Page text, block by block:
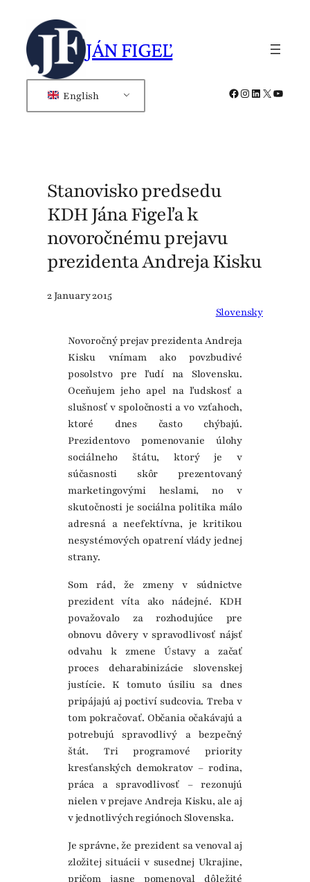
content
JÁN FIGEĽ
English Facebook
Instagram
LinkedIn
X
Stanovisko predsedu
KDH Jána Figeľa k
novoročnému prejavu
prezidenta Andreja Kisku
2 January 2015
Slovensky
Novoročný prejav prezidenta Andreja
Kisku vnímam ako povzbudivé
posolstvo pre ľudí na Slovensku.
Oceňujem jeho apel na ľudskosť a
slušnosť v spoločnosti a vo vzťahoch,
ktoré dnes často chýbajú.
Prezidentovo pomenovanie úlohy
sociálneho štátu, ktorý je v
súčasnosti skôr prezentovaný
marketingovými heslami, no v
skutočnosti je sociálna politika málo
adresná a neefektívna, je kritikou
nesystémových opatrení vlády jednej
strany.
Som rád, že zmeny v súdnictve
prezident víta ako nádejné. KDH
považovalo za rozhodujúce pre
obnovu dôvery v spravodlivosť nájsť
odvahu k zmene Ústavy a začať
proces deharabinizácie slovenskej
justície. K tomuto úsiliu sa dnes
pripájajú aj poctiví sudcovia. Treba v
tom pokračovať. Občania očakávajú a
potrebujú spravodlivý a bezpečný
štát. Tri programové priority
kresťanských demokratov – rodina,
práca a spravodlivosť – rezonujú
nielen v prejave Andreja Kisku, ale aj
v jednotlivých regiónoch Slovenska.
Je správne, že prezident sa venoval aj
zložitej situácii v susednej Ukrajine,
pričom jasne pomenoval dôležité